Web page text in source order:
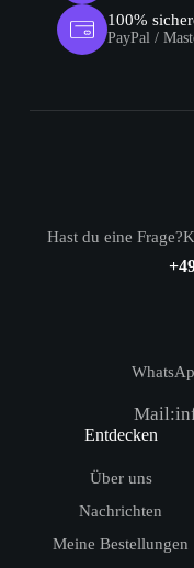
100%
PayPal /
Hast du eine
Entdecken
Über uns
Nachrichten
Meine Bestellungen